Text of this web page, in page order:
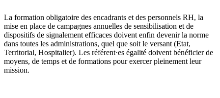
La formation obligatoire des encadrants et des personnels RH, la
mise en place de campagnes annuelles de sensibilisation et de
dispositifs de signalement efficaces doivent enfin devenir la norme
dans toutes les administrations, quel que soit le versant (Etat,
Territorial, Hospitalier). Les référent·es égalité doivent bénéficier de
moyens, de temps et de formations pour exercer pleinement leur
mission.